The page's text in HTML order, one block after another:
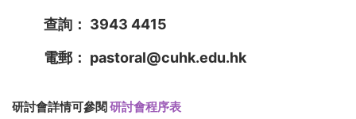
查詢： 3943 4415
電郵： pastoral@cuhk.edu.hk
研討會詳情可參閱研討會程序表